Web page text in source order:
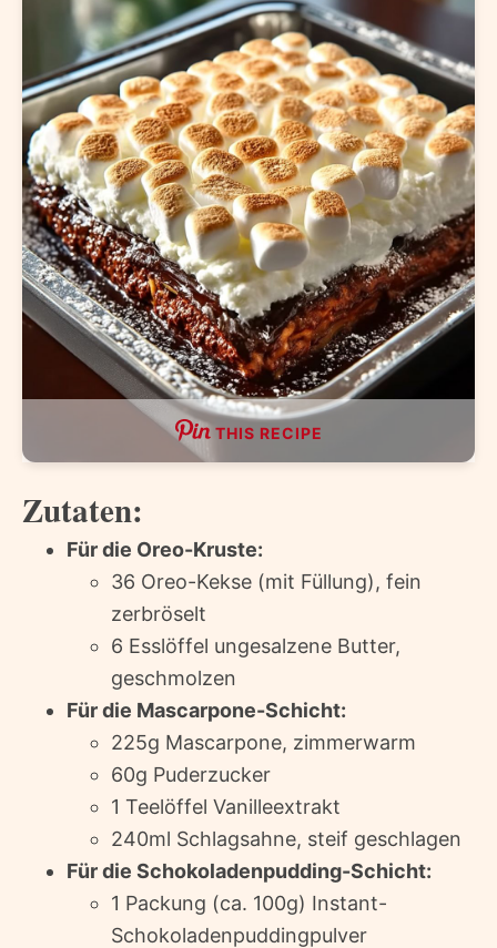
THIS RECIPE
Zutaten:
Für die Oreo-Kruste:
36 Oreo-Kekse (mit Füllung), fein
zerbröselt
6 Esslöffel ungesalzene Butter,
geschmolzen
Für die Mascarpone-Schicht:
225g Mascarpone, zimmerwarm
60g Puderzucker
1 Teelöffel Vanilleextrakt
240ml Schlagsahne, steif geschlagen
Für die Schokoladenpudding-Schicht:
1 Packung (ca. 100g) Instant-
Schokoladenpuddingpulver